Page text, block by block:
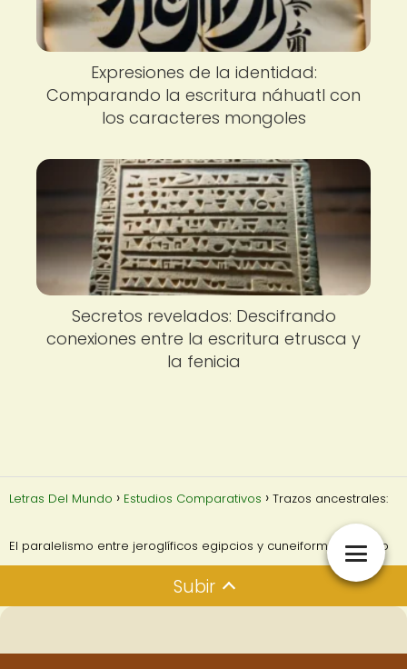
Expresiones de la identidad:
Comparando la escritura náhuatl con
los caracteres mongoles
Secretos revelados: Descifrando
conexiones entre la escritura etrusca y
la fenicia
Letras Del Mundo Estudios Comparativos Trazos ancestrales:
El paralelismo entre jeroglíficos egipcios y cuneiforme sumerio
Subir